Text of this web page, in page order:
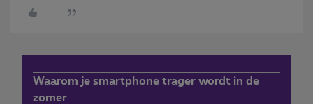
Waarom je smartphone trager wordt in de
zomer